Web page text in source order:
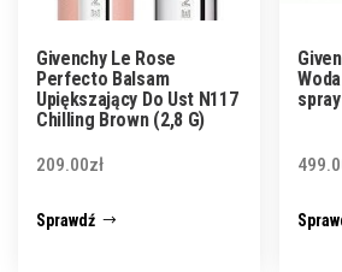
Givenchy Le Rose
Perfecto Balsam
Upiększający Do Ust N117
Chilling Brown (2,8 G)
209.00zł
Sprawdź
spray